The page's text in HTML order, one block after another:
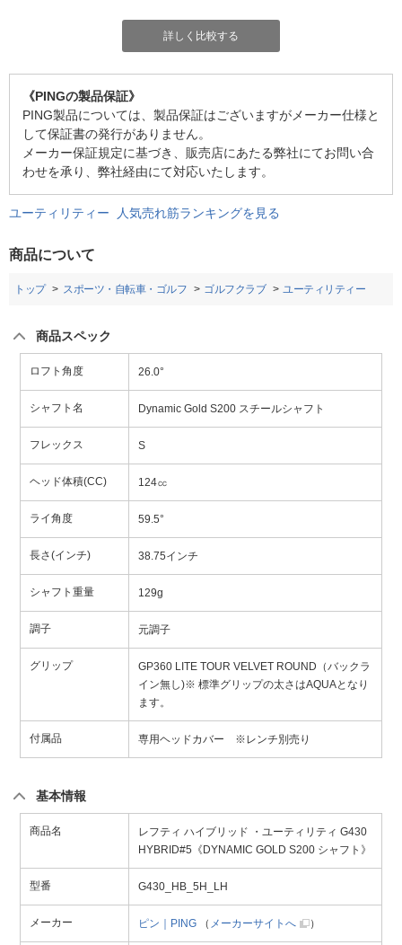
詳しく比較する
《PINGの製品保証》
PING製品については、製品保証はございますがメーカー仕様と
して保証書の発行がありません。
メーカー保証規定に基づき、販売店にあたる弊社にてお問い合
わせを承り、弊社経由にて対応いたします。
ユーティリティー 人気売れ筋ランキングを見る
商品について
トップ スポーツ・自転車・ゴルフ ゴルフクラブ ユーティリティー
商品スペック
ロフト角度 26.0°
シャフト名 Dynamic Gold S200 スチールシャフト
フレックス S
ヘッド体積(CC) 124㏄
ライ角度 59.5°
長さ(インチ) 38.75インチ
シャフト重量 129g
調子 元調子
グリップ
GP360 LITE TOUR VELVET ROUND（バックラ
イン無し)※ 標準グリップの太さはAQUAとなり
ます。
付属品 専用ヘッドカバー ※レンチ別売り
基本情報
商品名
レフティ ハイブリッド ・ユーティリティ G430
HYBRID#5《DYNAMIC GOLD S200 シャフト》
型番 G430_HB_5H_LH
メーカー ピン｜PING （ メーカーサイトへ ）